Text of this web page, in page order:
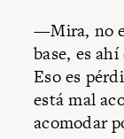
—Mira, no
base, es
Eso es
está mal
acomodar